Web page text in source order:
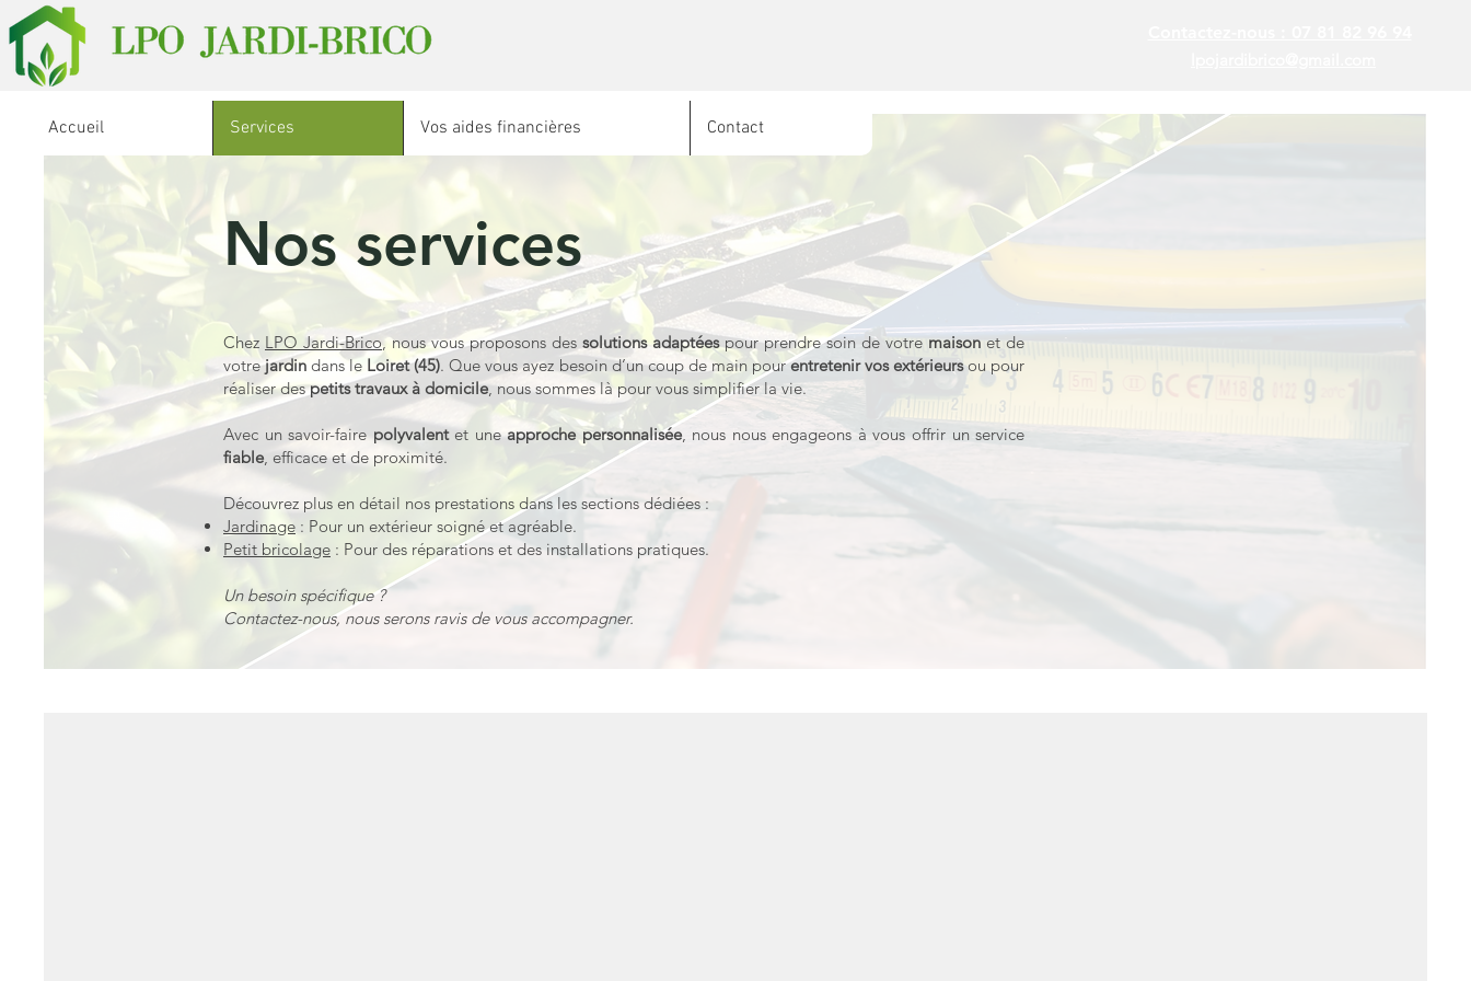
Accueil Services Vos aides financières Contact
Nos services
Chez LPO Jardi-Brico, nous vous proposons des solutions adaptéespour prendre soin de votre maison et de
votrejardindans le Loiret (45). Que vous ayez besoin d’un coup de main pourentretenir vos extérieursou pour
réaliser despetits travaux à domicile, nous sommes là pour vous simplifier la vie.
Avec un savoir-faire polyvalentet uneapproche personnalisée, nous nous engageons à vous offrir un service
fiable, efficace et de proximité.
Découvrez plus en détail nos prestations dans les sections dédiées :
Jardinage : Pour un extérieur soigné et agréable.
Petit bricolage : Pour des réparations et des installations pratiques.
Un besoin spécifique ?
Contactez-nous, nous serons ravis de vous accompagner.